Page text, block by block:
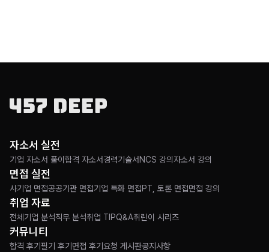
자소서 실전
기업 자소서 풀이 합격 자소서경력기술서 NCS 강의자소서 강의
면접 실전
사기업 면접공공기관 면접기업 특화 면접PT, 토론 면접면접 강의
취업 자료
전체 기업 분석직무 분석취업 TIPQ&A취린이 시리즈
커뮤니티
합격 후기 필기 후기 면접 후기 요청 게시판공지사항